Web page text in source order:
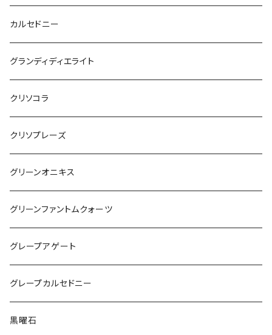
カルセドニー
グランディディエライト
クリソコラ
クリソプレーズ
グリーンオニキス
グリーンファントムクォーツ
グレープアゲート
グレープカルセドニー
黒曜石